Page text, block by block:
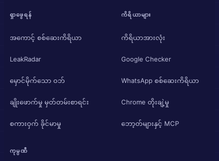
ရှာဖွေရန်
အကောင့် စစ်ဆေးကိရိယာ
LeakRadar
မှောင်မိုက်သော ဝဘ်
ချိုးဖောက်မှု မှတ်တမ်းစာရင်း
စကားဝှက် ခိုင်မာမှု
ကိရိယာများ
ကိရိယာအားလုံး
Google Checker
WhatsApp စစ်ဆေးကိရိယာ
Chrome တိုးချဲ့မှု
ဘော့တ်များနှင့် MCP
ကုမ္ပဏီ